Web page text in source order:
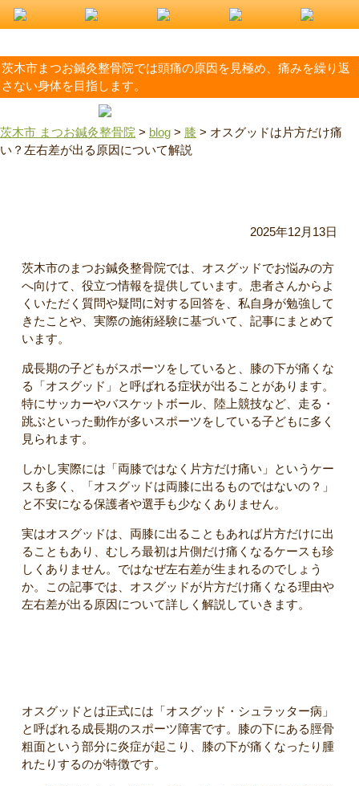
茨木市まつお鍼灸整骨院では頭痛の原因を見極め、痛みを繰り返
さない身体を目指します。
茨木市 まつお鍼灸整骨院 > blog > 膝 > オスグッドは片方だけ痛
い？左右差が出る原因について解説
2025年12月13日
茨木市のまつお鍼灸整骨院では、オスグッドでお悩みの方
へ向けて、役立つ情報を提供しています。患者さんからよ
くいただく質問や疑問に対する回答を、私自身が勉強して
きたことや、実際の施術経験に基づいて、記事にまとめて
います。
成長期の子どもがスポーツをしていると、膝の下が痛くな
る「オスグッド」と呼ばれる症状が出ることがあります。
特にサッカーやバスケットボール、陸上競技など、走る・
跳ぶといった動作が多いスポーツをしている子どもに多く
見られます。
しかし実際には「両膝ではなく片方だけ痛い」というケー
スも多く、「オスグッドは両膝に出るものではないの？」
と不安になる保護者や選手も少なくありません。
実はオスグッドは、両膝に出ることもあれば片方だけに出
ることもあり、むしろ最初は片側だけ痛くなるケースも珍
しくありません。ではなぜ左右差が生まれるのでしょう
か。この記事では、オスグッドが片方だけ痛くなる理由や
左右差が出る原因について詳しく解説していきます。
オスグッドとは正式には「オスグッド・シュラッター病」
と呼ばれる成長期のスポーツ障害です。膝の下にある脛骨
粗面という部分に炎症が起こり、膝の下が痛くなったり腫
れたりするのが特徴です。